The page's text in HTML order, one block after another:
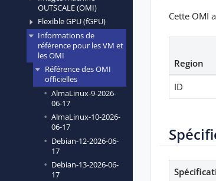
OUTSCALE (OMI)
Flexible GPU (fGPU)
Informations de
référence pour les VM et
les OMI
Référence des OMI
officielles
AlmaLinux-9-2026-
06-17
AlmaLinux-10-2026-
06-17
Debian-12-2026-06-
17
Debian-13-2026-06-
17
Cette OMI
Region
ID